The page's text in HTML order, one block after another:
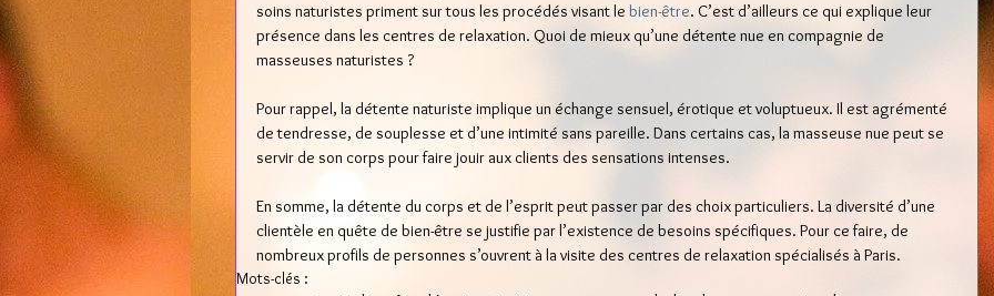
soins naturistes priment sur tous les procédés visant le bien-être. C’est d’ailleurs ce qui explique leur
présence dans les centres de relaxation. Quoi de mieux qu’une détente nue en compagnie de
masseuses naturistes ?
Pour rappel, la détente naturiste implique un échange sensuel, érotique et voluptueux. Il est agrémenté
de tendresse, de souplesse et d’une intimité sans pareille. Dans certains cas, la masseuse nue peut se
servir de son corps pour faire jouir aux clients des sensations intenses.
En somme, la détente du corps et de l’esprit peut passer par des choix particuliers. La diversité d’une
clientèle en quête de bien-être se justifie par l’existence de besoins spécifiques. Pour ce faire, de
nombreux profils de personnes s’ouvrent à la visite des centres de relaxation spécialisés à Paris.
Mots-clés :